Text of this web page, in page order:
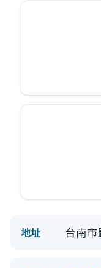
地址 台南